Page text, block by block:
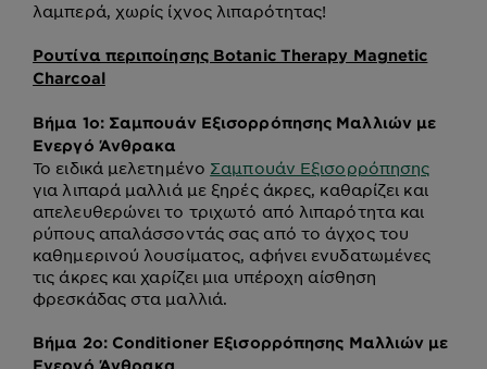
λαμπερά, χωρίς ίχνος λιπαρότητας!
Ρουτίνα περιποίησης Botanic Therapy Magnetic
Charcoal
Βήμα 1ο: Σαμπουάν Εξισορρόπησης Μαλλιών με
Ενεργό Άνθρακα
Το ειδικά μελετημένο Σαμπουάν Εξισορρόπησης
για λιπαρά μαλλιά με ξηρές άκρες, καθαρίζει και
απελευθερώνει το τριχωτό από λιπαρότητα και
ρύπους απαλάσσοντάς σας από το άγχος του
καθημερινού λουσίματος, αφήνει ενυδατωμένες
τις άκρες και χαρίζει μια υπέροχη αίσθηση
φρεσκάδας στα μαλλιά.
Βήμα 2ο: Conditioner Εξισορρόπησης Μαλλιών με
Ενεργό Άνθρακα